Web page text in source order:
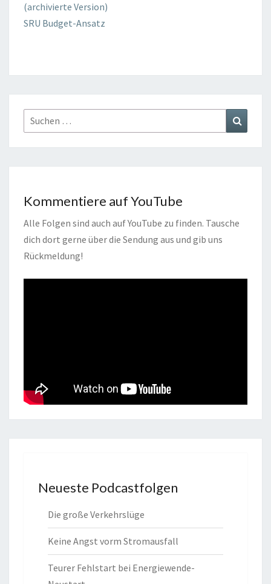
(archivierte Version)
SRU Budget-Ansatz
Suchen
nach:
Kommentiere auf YouTube
Alle Folgen sind auch auf YouTube zu finden. Tausche
dich dort gerne über die Sendung aus und gib uns
Rückmeldung!
Neueste Podcastfolgen
Die große Verkehrslüge
Keine Angst vorm Stromausfall
Teurer Fehlstart bei Energiewende-